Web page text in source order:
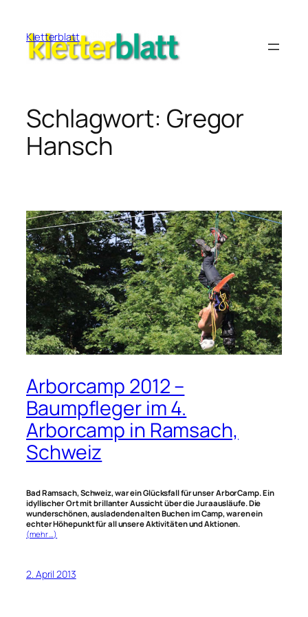
Inhalt
springen
Kletterblatt
Schlagwort: Gregor
Hansch
Arborcamp 2012 –
Baumpfleger im 4.
Arborcamp in Ramsach,
Schweiz
Bad Ramsach, Schweiz, war ein Glücksfall für unser ArborCamp. Ein
idyllischer Ort mit brillanter Aussicht über die Juraausläufe. Die
wunderschönen, ausladenden alten Buchen im Camp, waren ein
echter Höhepunkt für all unsere Aktivitäten und Aktionen.
(mehr …)
2. April 2013